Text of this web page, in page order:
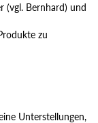
(vgl. Bernhard) und
zu
Unterstellungen,